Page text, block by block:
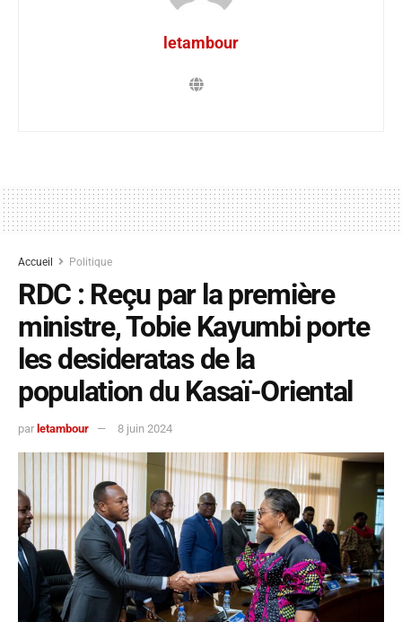
letambour
Accueil Politique
RDC : Reçu par la première
ministre, Tobie Kayumbi porte
les desideratas de la
population du Kasaï-Oriental
par letambour 8 juin 2024